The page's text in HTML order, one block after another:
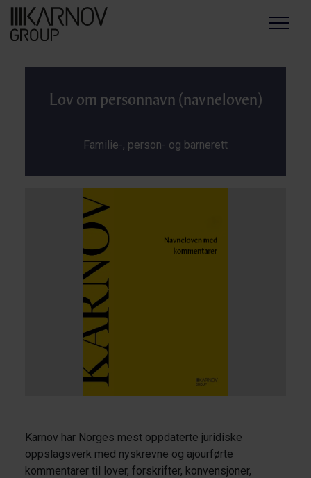
Menu
Lov om personnavn (navneloven)
Karnov har Norges mest oppdaterte juridiske
oppslagsverk med nyskrevne og ajourførte
kommentarer til lover, forskrifter, konvensjoner,